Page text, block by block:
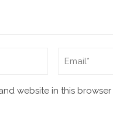
website in this